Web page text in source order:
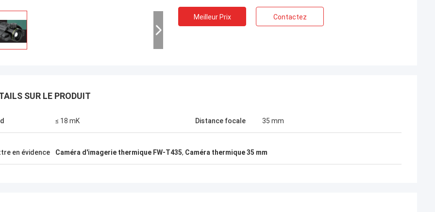
ensemble dans le futur.
votre service est si bon, je vais
Meilleur Prix Contactez
SUR LE PRODUIT
≤ 18 mK Distance focale 35 mm
en évidence Caméra d'imagerie thermique FW-T435, Caméra thermique 35 mm